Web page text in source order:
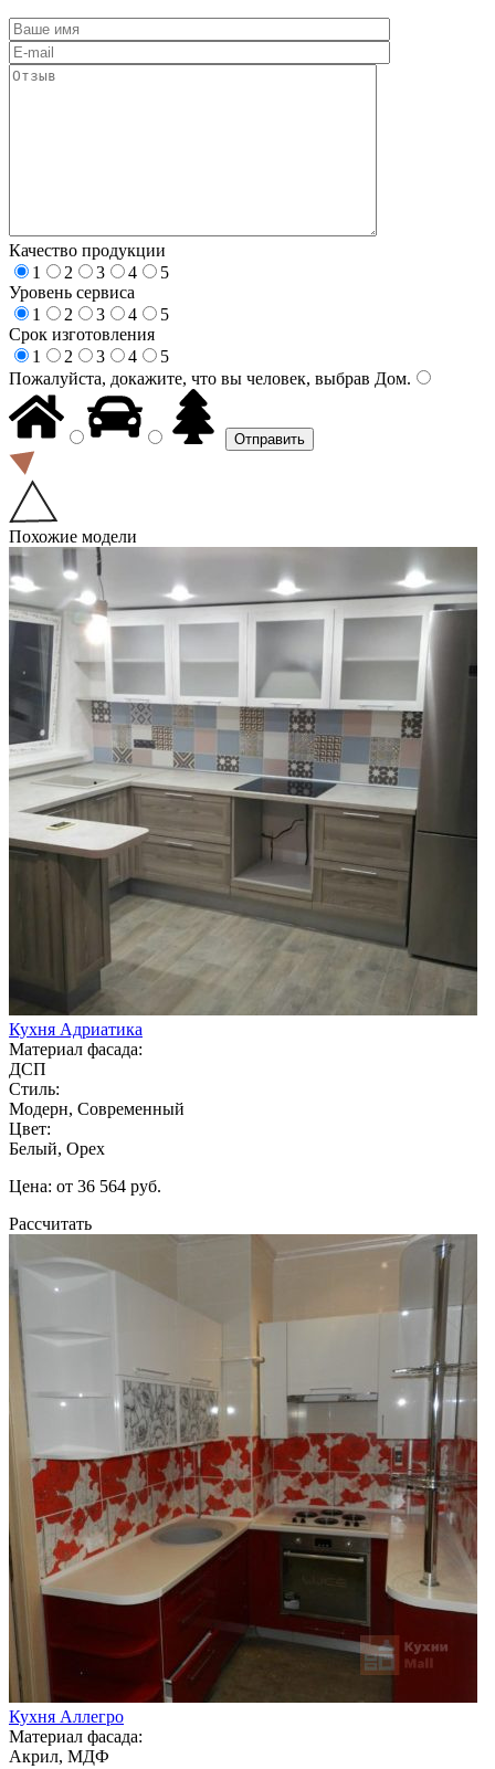
Качество продукции
1
2 3 4
5
Уровень сервиса
1
2 3 4
5
Срок изготовления
1
2 3 4
5
Пожалуйста, докажите, что вы человек, выбрав Дом.
Похожие модели
Кухня Адриатика
Материал фасада:
ДСП
Стиль:
Модерн, Современный
Цвет:
Белый, Орех
Цена: от 36 564 руб.
Рассчитать
Кухня Аллегро
Материал фасада:
Акрил, МДФ